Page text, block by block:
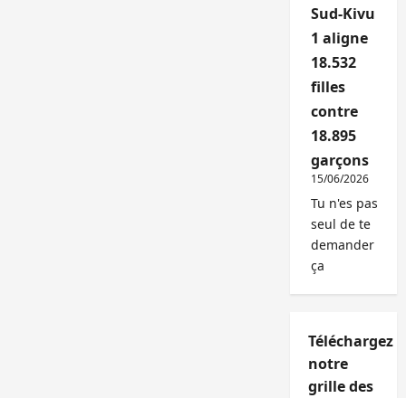
Sud-Kivu
1 aligne
18.532
filles
contre
18.895
garçons
15/06/2026
Tu n'es pas
seul de te
demander
ça
Téléchargez
notre
grille des